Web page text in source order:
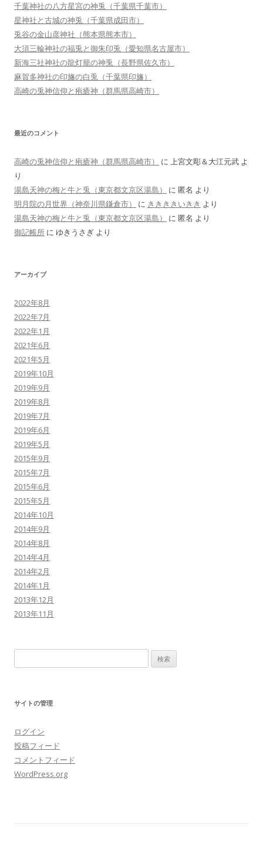
千葉神社の八方星宮の神兎（千葉県千葉市）
星神社と古城の神兎（千葉県成田市）
兎谷の金山彦神社（熊本県熊本市）
大須三輪神社の福兎と御朱印兎（愛知県名古屋市）
新海三社神社の龍灯籠の神兎（長野県佐久市）
麻賀多神社の印旛の白兎（千葉県印旛）
高崎の兎神信仰と疱瘡神（群馬県高崎市）
最近のコメント
高崎の兎神信仰と疱瘡神（群馬県高崎市） に 上宮文彫＆大江元武 よ
り
湯島天神の梅と牛と兎（東京都文京区湯島）
に 匿名 より
明月院の月世界（神奈川県鎌倉市）
に ききききいきき より
湯島天神の梅と牛と兎（東京都文京区湯島）
に 匿名 より
御記帳所 に ゆきうさぎ より
アーカイブ
2022年8月
2022年7月
2022年1月
2021年6月
2021年5月
2019年10月
2019年9月
2019年8月
2019年7月
2019年6月
2019年5月
2015年9月
2015年7月
2015年6月
2015年5月
2014年10月
2014年9月
2014年8月
2014年4月
2014年2月
2014年1月
2013年12月
2013年11月
索:
サイトの管理
ログイン
投稿フィード
コメントフィード
WordPress.org